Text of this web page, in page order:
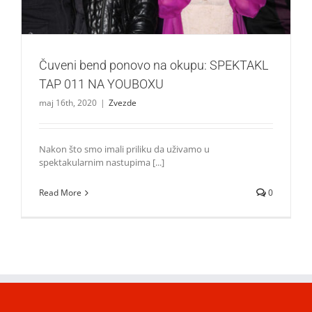
Čuveni bend ponovo na okupu: SPEKTAKL
TAP 011 NA YOUBOXU
maj 16th, 2020 | Zvezde
Nakon što smo imali priliku da uživamo u
spektakularnim nastupima [...]
Read More 0